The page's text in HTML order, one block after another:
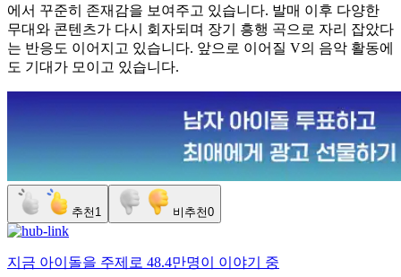
에서 꾸준히 존재감을 보여주고 있습니다. 발매 이후 다양한
무대와 콘텐츠가 다시 회자되며 장기 흥행 곡으로 자리 잡았다
는 반응도 이어지고 있습니다. 앞으로 이어질 V의 음악 활동에
도 기대가 모이고 있습니다.
추천 1 비추천0
지금 아이돌을 주제로 48.4만명이 이야기 중